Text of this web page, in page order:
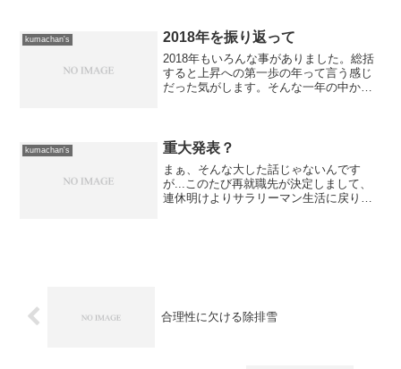
気味のようで年内は出ないの...
kumachan's 2018年を振り返って
2018年もいろんな事がありました。総括
すると上昇への第一歩の年って言う感じ
だった気がします。そんな一年の中から
藤伎乃さん、りせさ...
kumachan's 重大発表？
まぁ、そんな大した話じゃないんです
が...このたび再就職先が決定しまして、
連休明けよりサラリーマン生活に戻りま
合理性に欠ける除排雪